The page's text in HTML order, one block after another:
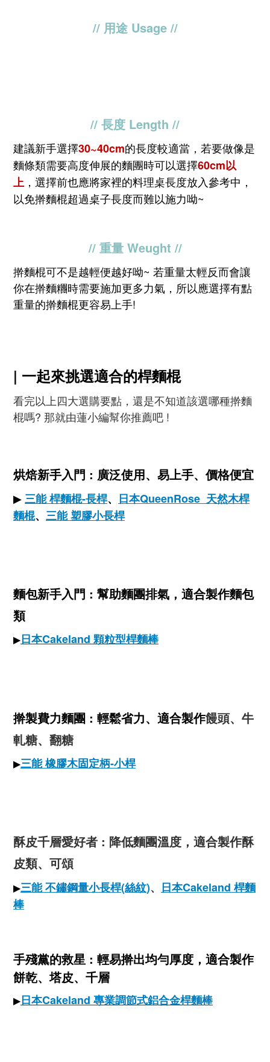
// 用途 Usage //
// 長度 Length //
建議新手選擇30~40cm的長度較適當，若要做像是
麵條類需要高度伸展的麵團時可以選擇60cm以
上 ，選擇前也應將家裡的料理桌長度放入參考中，
以免擀麵棍超過桌子長度而難以施力呦~
// 重量 Weught //
擀麵棍可不是越輕便越好呦~ 若重量太輕反而會讓
你在擀麵糰時需要施加更多力氣，所以應選擇有點
重量的擀麵棍更容易上手!
| 一起來挑選適合的桿麵棍
看完以上四大選購要點，還是不知道該選哪種擀麵
棍嗎? 那就由蓮小編幫你推薦吧 !
烘焙新手入門 : 廣泛使用、易上手、價格便宜
▶三能 桿麵棍-長桿、 日本QueenRose 天然木桿
麵棍、 三能塑膠小長桿
麵包新手入門 : 幫助麵團排氣，適合製作麵包
類
▶日本Cakeland 顆粒型桿麵棒
擀製費力麵團 : 輕鬆省力、適合製作饅頭、牛
軋糖、翻糖
▶三能 橡膠木固定柄-小桿
酥皮千層愛好者 : 降低麵團溫度，適合製作酥
皮類、可頌
▶三能 不鏽鋼量小長桿(絲紋)、 日本Cakeland 桿麵
棒
手殘黨的救星 : 輕易擀出均勻厚度，適合製作
餅乾、塔皮、千層
▶日本Cakeland 專業調節式鋁合金桿麵棒